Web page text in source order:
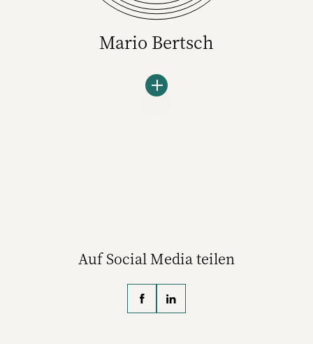
Mario Bertsch
Auf Social Media teilen